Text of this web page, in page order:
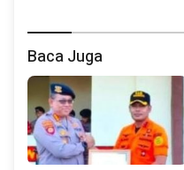
Baca Juga